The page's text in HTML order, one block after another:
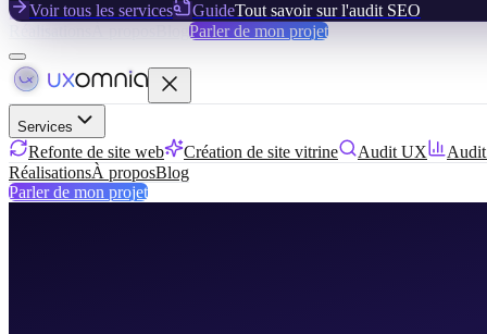
Voir tous les services
GuideTout savoir sur l'audit SEO
Parler de mon projet
Services
Refonte de site web Création de site vitrine Audit UX
RéalisationsÀ proposBlog
Parler de mon projet